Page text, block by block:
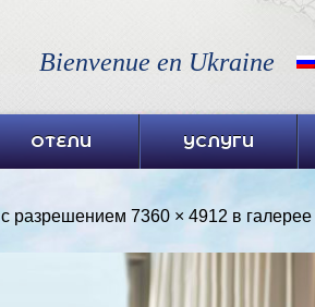
Bienvenue en Ukraine
ОТЕЛИ УСЛУГИ
с разрешением 7360 × 4912 в галерее